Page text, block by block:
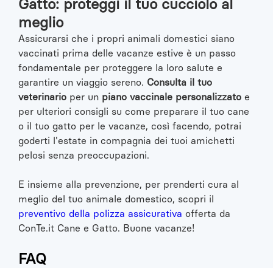
Gatto: proteggi il tuo cucciolo al
meglio
Assicurarsi che i propri animali domestici siano
vaccinati prima delle vacanze estive è un passo
fondamentale per proteggere la loro salute e
garantire un viaggio sereno. Consulta il tuo
veterinario per un piano vaccinale personalizzato e
per ulteriori consigli su come preparare il tuo cane
o il tuo gatto per le vacanze, così facendo, potrai
goderti l'estate in compagnia dei tuoi amichetti
pelosi senza preoccupazioni.
E insieme alla prevenzione, per prenderti cura al
meglio del tuo animale domestico, scopri il
preventivo della polizza assicurativa offerta da
ConTe.it Cane e Gatto. Buone vacanze!
FAQ